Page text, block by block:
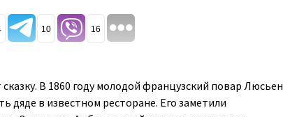
10 16
В 1860 году молодой французский повар Люсьен
дяде в известном ресторане. Его заметили